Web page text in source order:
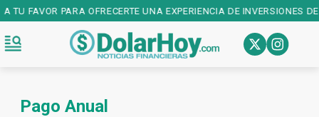
FAVOR PARA OFRECERTE UNA EXPERIENCIA DE INVERSIONES DE
Pago Anual